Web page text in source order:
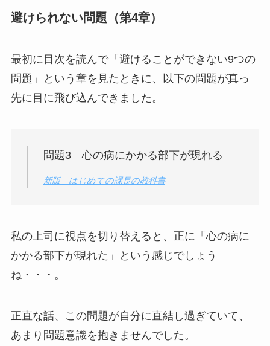
避けられない問題（第4章）
最初に目次を読んで「避けることができない9つの
問題」という章を見たときに、以下の問題が真っ
先に目に飛び込んできました。
問題3 心の病にかかる部下が現れる
新版 はじめての課長の教科書
私の上司に視点を切り替えると、正に「心の病に
かかる部下が現れた」という感じでしょう
ね・・・。
正直な話、この問題が自分に直結し過ぎていて、
あまり問題意識を抱きませんでした。